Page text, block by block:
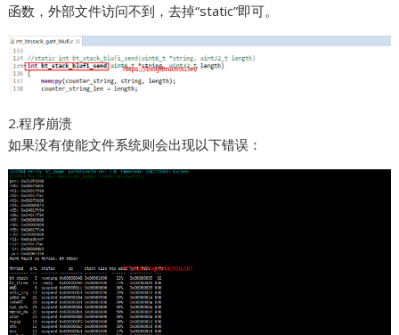
函数，外部文件访问不到，去掉“static”即可。
2.程序崩溃
如果没有使能文件系统则会出现以下错误：